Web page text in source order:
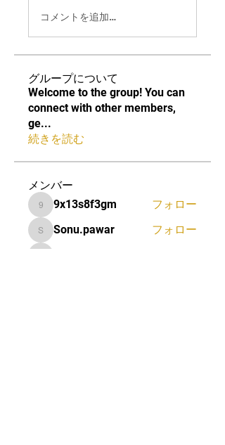
コメントを追加…
グループについて
Welcome to the group! You can
connect with other members,
ge...
続きを読む
メンバー
9x13s8f3gm
9x13s8f3gm フォロー
Sonu.pawar
Sonu.pawar フォロー